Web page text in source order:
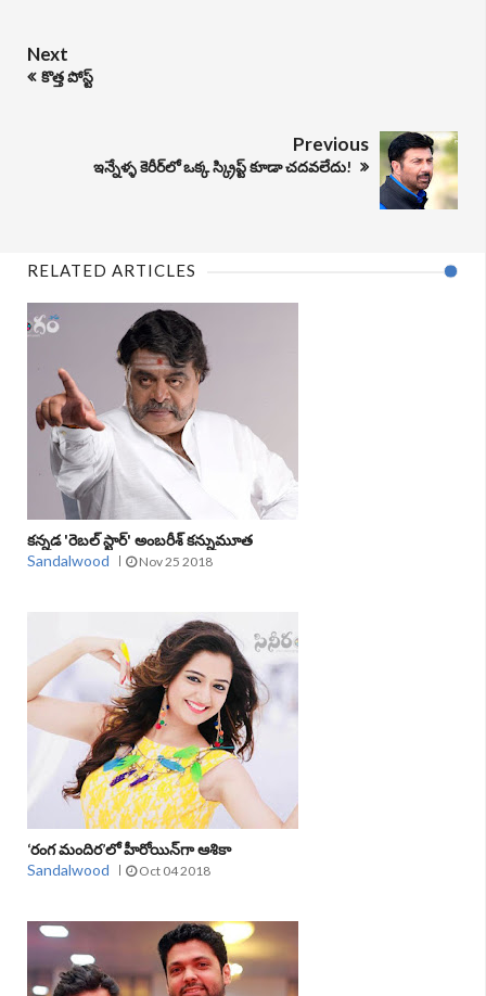
Next
కొత్త పోస్ట్
Previous
ఇన్నేళ్ళ కెరీర్‌లో ఒక్క స్క్రిప్ట్‌ కూడా చదవలేదు!
RELATED ARTICLES
కన్నడ 'రెబల్‌ స్టార్‌' అంబరీశ్‌ కన్నుమూత
Sandalwood
Nov 25 2018
‘రంగ మందిర’లో హీరోయిన్‌గా ఆశికా
Sandalwood
Oct 04 2018